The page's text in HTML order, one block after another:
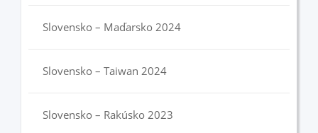
Slovensko – Maďarsko 2024
Slovensko – Taiwan 2024
Slovensko – Rakúsko 2023